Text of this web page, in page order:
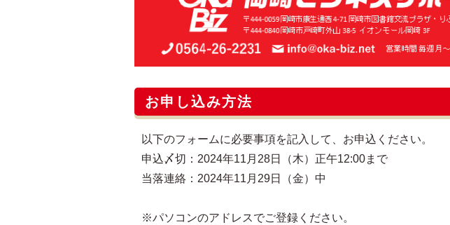
お申し込み方法
以下のフォームに必要事項を記入して、お申込ください。
申込〆切：2024年11月28日（木）正午12:00まで
当落連絡：2024年11月29日（金）中
※パソコンのアドレスでご登録ください。